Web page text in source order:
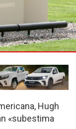
Hugh
«subestima